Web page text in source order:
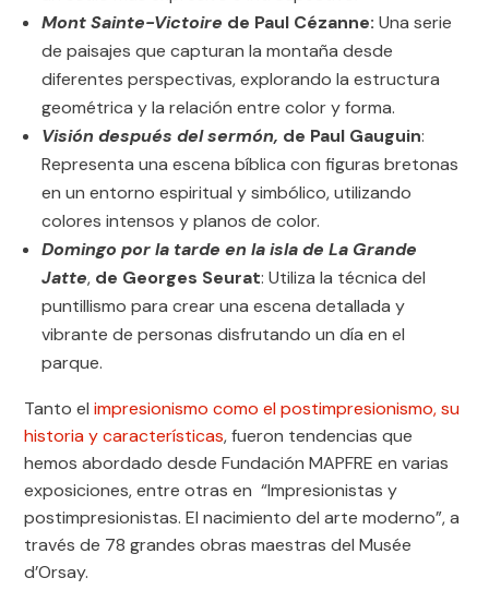
Mont Sainte-Victoire de Paul Cézanne: Una serie
de paisajes que capturan la montaña desde
diferentes perspectivas, explorando la estructura
geométrica y la relación entre color y forma.
Visión después del sermón, de Paul Gauguin:
Representa una escena bíblica con figuras bretonas
en un entorno espiritual y simbólico, utilizando
colores intensos y planos de color.
Domingo por la tarde en la isla de La Grande
Jatte, de Georges Seurat: Utiliza la técnica del
puntillismo para crear una escena detallada y
vibrante de personas disfrutando un día en el
parque.
Tanto elimpresionismo como el postimpresionismo, su
historia y características, fueron tendencias que
hemos abordado desde Fundación MAPFRE en varias
exposiciones, entre otras en “Impresionistas y
postimpresionistas. El nacimiento del arte moderno”, a
través de 78 grandes obras maestras del Musée
d’Orsay.